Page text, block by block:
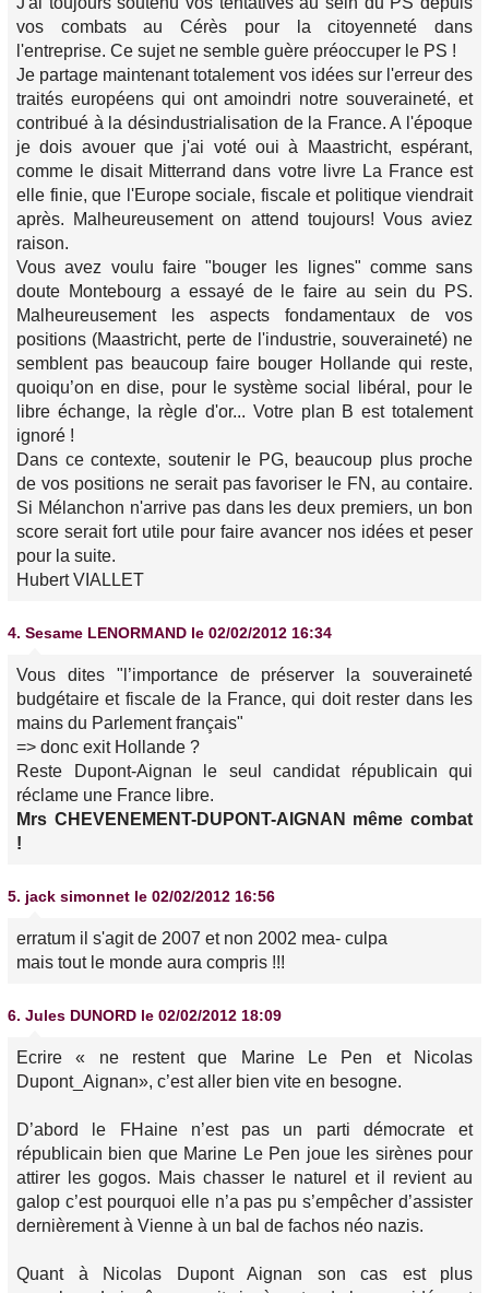
vos combats au Cérès pour la citoyenneté dans
l'entreprise. Ce sujet ne semble guère préoccuper le PS !
Je partage maintenant totalement vos idées sur l'erreur des
traités européens qui ont amoindri notre souveraineté, et
contribué à la désindustrialisation de la France. A l'époque
je dois avouer que j'ai voté oui à Maastricht, espérant,
comme le disait Mitterrand dans votre livre La France est
elle finie, que l'Europe sociale, fiscale et politique viendrait
après. Malheureusement on attend toujours! Vous aviez
raison.
Vous avez voulu faire "bouger les lignes" comme sans
doute Montebourg a essayé de le faire au sein du PS.
Malheureusement les aspects fondamentaux de vos
positions (Maastricht, perte de l'industrie, souveraineté) ne
semblent pas beaucoup faire bouger Hollande qui reste,
quoiqu’on en dise, pour le système social libéral, pour le
libre échange, la règle d'or... Votre plan B est totalement
ignoré !
Dans ce contexte, soutenir le PG, beaucoup plus proche
de vos positions ne serait pas favoriser le FN, au contaire.
Si Mélanchon n'arrive pas dans les deux premiers, un bon
score serait fort utile pour faire avancer nos idées et peser
pour la suite.
Hubert VIALLET
4. Sesame LENORMAND le 02/02/2012 16:34
Vous dites "l’importance de préserver la souveraineté
budgétaire et fiscale de la France, qui doit rester dans les
mains du Parlement français"
=> donc exit Hollande ?
Reste Dupont-Aignan le seul candidat républicain qui
réclame une France libre.
Mrs CHEVENEMENT-DUPONT-AIGNAN même combat
!
5. jack simonnet le 02/02/2012 16:56
erratum il s'agit de 2007 et non 2002 mea- culpa
mais tout le monde aura compris !!!
6. Jules DUNORD le 02/02/2012 18:09
Ecrire « ne restent que Marine Le Pen et Nicolas
Dupont_Aignan», c’est aller bien vite en besogne.
D’abord le FHaine n’est pas un parti démocrate et
républicain bien que Marine Le Pen joue les sirènes pour
attirer les gogos. Mais chasser le naturel et il revient au
galop c’est pourquoi elle n’a pas pu s’empêcher d’assister
dernièrement à Vienne à un bal de fachos néo nazis.
Quant à Nicolas Dupont Aignan son cas est plus